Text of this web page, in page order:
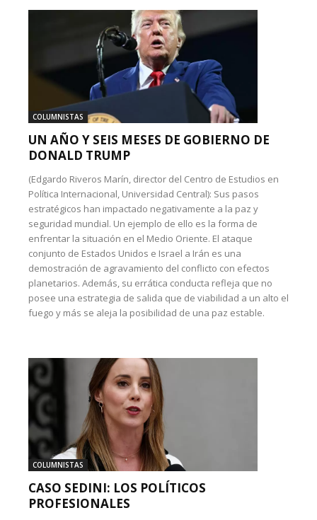
COLUMNISTAS
UN AÑO Y SEIS MESES DE GOBIERNO DE
DONALD TRUMP
(Edgardo Riveros Marín, director del Centro de Estudios en
Política Internacional, Universidad Central): Sus pasos
estratégicos han impactado negativamente a la paz y
seguridad mundial. Un ejemplo de ello es la forma de
enfrentar la situación en el Medio Oriente. El ataque
conjunto de Estados Unidos e Israel a Irán es una
demostración de agravamiento del conflicto con efectos
planetarios. Además, su errática conducta refleja que no
posee una estrategia de salida que de viabilidad a un alto el
fuego y más se aleja la posibilidad de una paz estable.
COLUMNISTAS
CASO SEDINI: LOS POLÍTICOS
PROFESIONALES